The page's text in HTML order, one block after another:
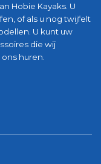
Hobie Kayaks. U
of als u nog twijfelt
U kunt uw
die wij
huren.